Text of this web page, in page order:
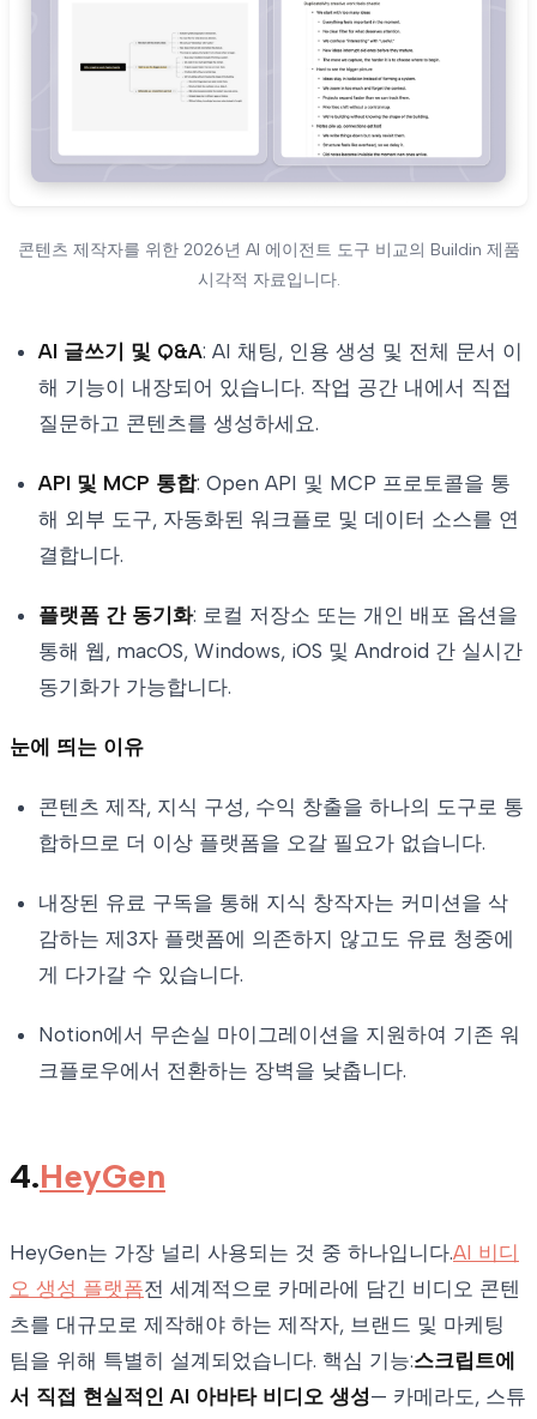
콘텐츠 제작자를 위한 2026년 AI 에이전트 도구 비교의 Buildin 제품
시각적 자료입니다.
AI 글쓰기 및 Q&A: AI 채팅, 인용 생성 및 전체 문서 이
해 기능이 내장되어 있습니다. 작업 공간 내에서 직접
질문하고 콘텐츠를 생성하세요.
API 및 MCP 통합: Open API 및 MCP 프로토콜을 통
해 외부 도구, 자동화된 워크플로 및 데이터 소스를 연
결합니다.
플랫폼 간 동기화: 로컬 저장소 또는 개인 배포 옵션을
통해 웹, macOS, Windows, iOS 및 Android 간 실시간
동기화가 가능합니다.
눈에 띄는 이유
콘텐츠 제작, 지식 구성, 수익 창출을 하나의 도구로 통
합하므로 더 이상 플랫폼을 오갈 필요가 없습니다.
내장된 유료 구독을 통해 지식 창작자는 커미션을 삭
감하는 제3자 플랫폼에 의존하지 않고도 유료 청중에
게 다가갈 수 있습니다.
Notion에서 무손실 마이그레이션을 지원하여 기존 워
크플로우에서 전환하는 장벽을 낮춥니다.
4.HeyGen
HeyGen는 가장 널리 사용되는 것 중 하나입니다.AI 비디
오 생성 플랫폼전 세계적으로 카메라에 담긴 비디오 콘텐
츠를 대규모로 제작해야 하는 제작자, 브랜드 및 마케팅
팀을 위해 특별히 설계되었습니다. 핵심 기능:스크립트에
서 직접 현실적인 AI 아바타 비디오 생성— 카메라도, 스튜